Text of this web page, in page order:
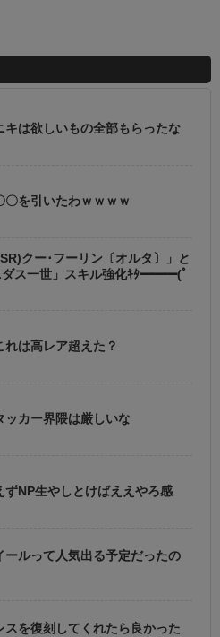
キは欲しいもの全部もらったな
〇を引いたわｗｗｗｗ
クー･フーリン〔オルタ〕」と
ダス一世」スキル強化ｷﾀ━━━(ﾟ
れは高レア超えた？
ッカー界隈は厳しいな
ずNP生やしとけばええやろ感
ールって人気出る予定だったの
スを復刻してくれたら良かった